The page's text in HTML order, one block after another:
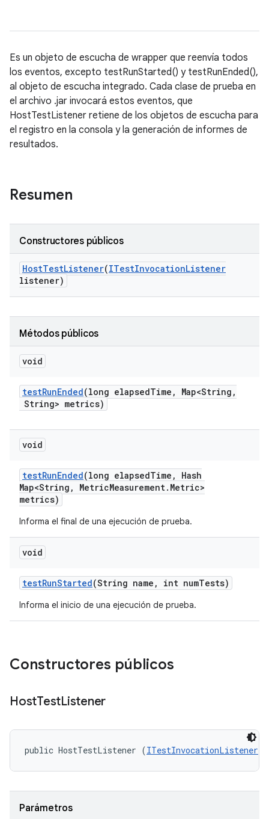
Es un objeto de escucha de wrapper que reenvía todos
los eventos, excepto testRunStarted() y testRunEnded(),
al objeto de escucha integrado. Cada clase de prueba en
el archivo .jar invocará estos eventos, que
HostTestListener retiene de los objetos de escucha para
el registro en la consola y la generación de informes de
resultados.
Resumen
Constructores públicos
HostTestListener(ITestInvocationListener
listener)
Métodos públicos
void
testRunEnded(long elapsedTime , Map<String ,
String> metrics)
void
testRunEnded(long elapsedTime ,
Hash
Map<String , MetricMeasurement. Metric>
metrics)
Informa el final de una ejecución de prueba.
void
testRunStarted(String name , int numTests)
Informa el inicio de una ejecución de prueba.
Constructores públicos
HostTestListener
public HostTestListener (ITestInvocationListener
Parámetros